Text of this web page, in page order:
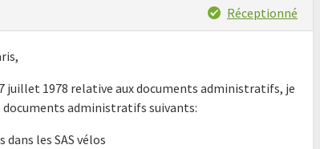
Réceptionné
juillet 1978 relative aux documents administratifs, je
administratifs suivants:
les SAS vélos